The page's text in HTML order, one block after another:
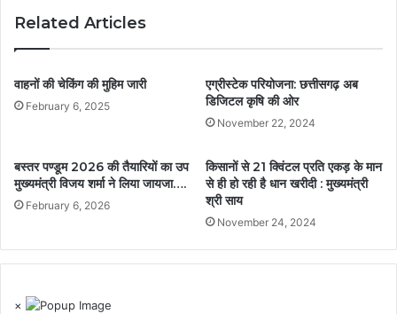
Related Articles
वाहनों की चेकिंग की मुहिम जारी
February 6, 2025
एग्रीस्टेक परियोजना: छत्तीसगढ़ अब
डिजिटल कृषि की ओर
November 22, 2024
बस्तर पण्डूम 2026 की तैयारियों का उप
मुख्यमंत्री विजय शर्मा ने लिया जायजा….
February 6, 2026
किसानों से 21 क्विंटल प्रति एकड़ के मान
से ही हो रही है धान खरीदी : मुख्यमंत्री
श्री साय
November 24, 2024
×